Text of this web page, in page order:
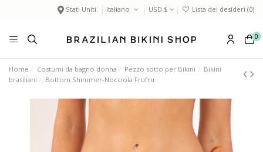
Stati Uniti Italiano USD $ Lista dei desideri (0)
0
Home Costumi da bagno donna Pezzo sotto per Bikini
Bikini
brasiliani
Bottom Shimmer-Nocciola Frufru